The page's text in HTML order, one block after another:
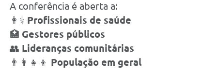
A conferência é aberta a:
👩⚕️ Profissionais de saúde
🏥 Gestores públicos
👥 Lideranças comunitárias
👨👩👧👦 População em geral